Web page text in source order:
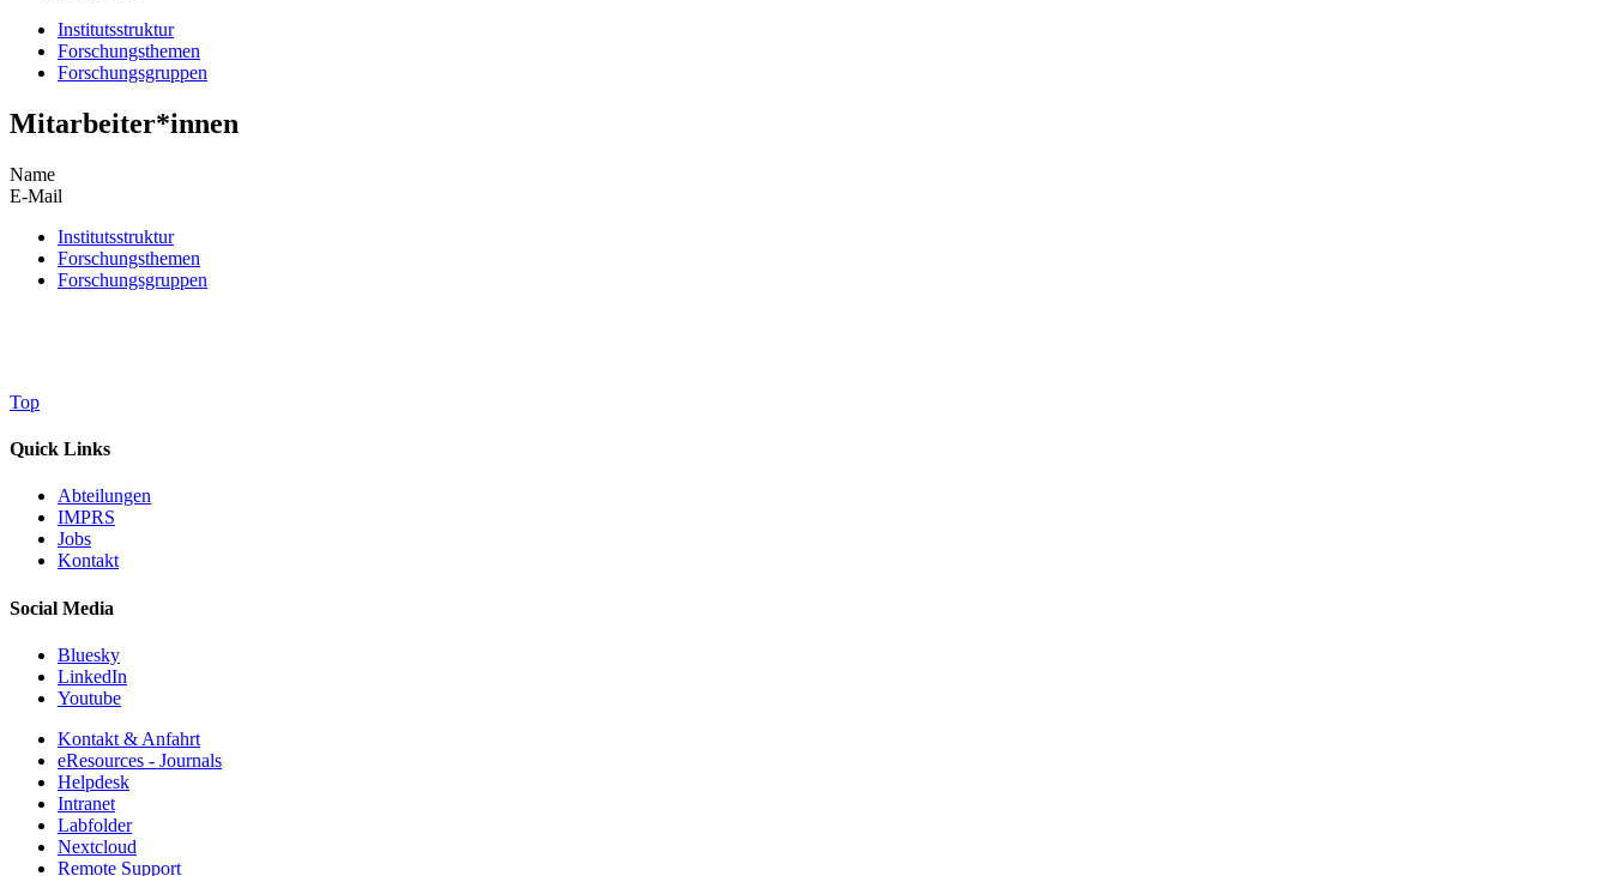
Institutsstruktur
Forschungsthemen
Forschungsgruppen
Mitarbeiter*innen
Name
E-Mail
Institutsstruktur
Forschungsthemen
Forschungsgruppen
Top
Quick Links
Abteilungen
IMPRS
Jobs
Kontakt
Social Media
Bluesky
LinkedIn
Youtube
Kontakt & Anfahrt
eResources - Journals
Helpdesk
Intranet
Labfolder
Nextcloud
Remote Support